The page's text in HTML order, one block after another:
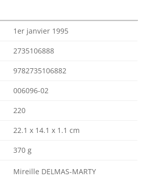
1er janvier 1995
2735106888
9782735106882
006096-02
220
22.1 x 14.1 x 1.1 cm
370 g
Mireille DELMAS-MARTY